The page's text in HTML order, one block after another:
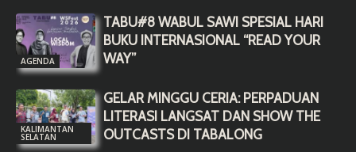
AGENDA
TABU#8 WABUL SAWI SPESIAL HARI
BUKU INTERNASIONAL “READ YOUR
WAY”
KALIMANTAN
SELATAN
GELAR MINGGU CERIA: PERPADUAN
LITERASI LANGSAT DAN SHOW THE
OUTCASTS DI TABALONG